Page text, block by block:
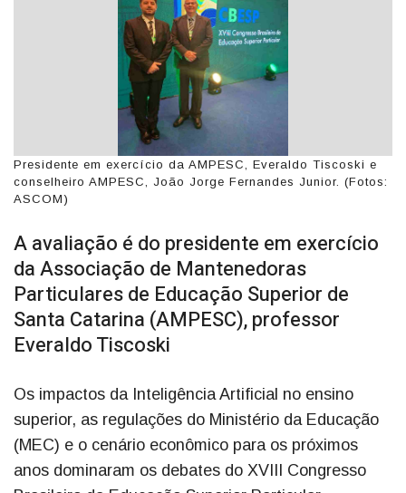
Presidente em exercício da AMPESC, Everaldo Tiscoski e
conselheiro AMPESC, João Jorge Fernandes Junior. (Fotos:
ASCOM)
A avaliação é do presidente em exercício
da Associação de Mantenedoras
Particulares de Educação Superior de
Santa Catarina (AMPESC), professor
Everaldo Tiscoski
Os impactos da Inteligência Artificial no ensino
superior, as regulações do Ministério da Educação
(MEC) e o cenário econômico para os próximos
anos dominaram os debates do XVIII Congresso